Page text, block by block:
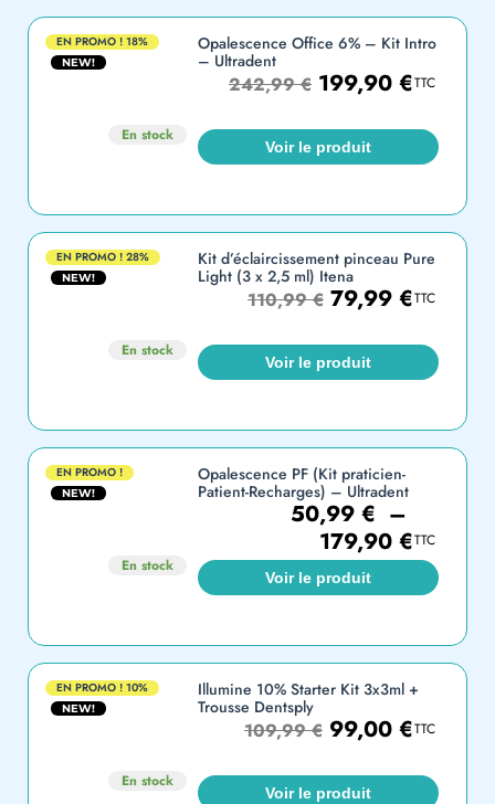
EN PROMO ! 18%
NEW!
En stock
Opalescence Office 6% – Kit Intro
– Ultradent
242,99€ 199,90 €TTC
Voir le produit
EN PROMO ! 28%
NEW!
En stock
Kit d’éclaircissement pinceau Pure
Light (3 x 2,5 ml) Itena
110,99€ 79,99 €TTC
Voir le produit
EN PROMO !
NEW!
En stock
Opalescence PF (Kit praticien-
Patient-Recharges) – Ultradent
50,99 € –
179,90 €TTC
Voir le produit
EN PROMO ! 10%
NEW!
En stock
Illumine 10% Starter Kit 3x3ml +
Trousse Dentsply
109,99€ 99,00 €TTC
Voir le produit